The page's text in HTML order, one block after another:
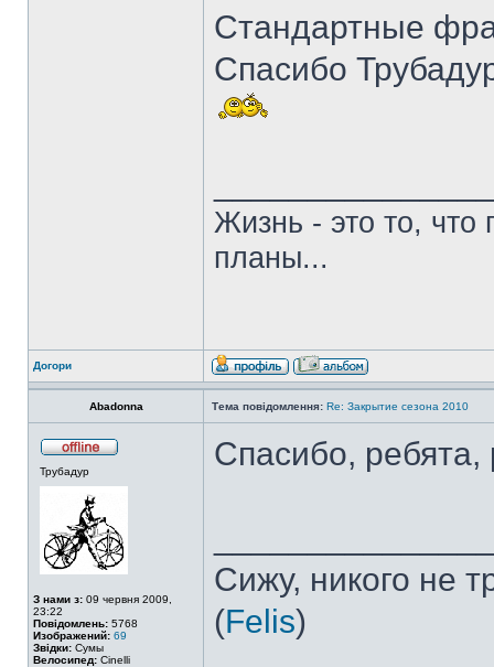
Стандартные
Спасибо
Жизнь - это то,
планы...
Догори
Abadonna Тема повідомлення: Re: Закрытие сезона 2010
Трубадур
З нами з: 09 червня 2009,
23:22
Повідомлень: 5768
Изображений: 69
Звідки: Сумы
Велосипед: Cinelli
Спасибо, ребята,
Сижу, никого не
(Felis)